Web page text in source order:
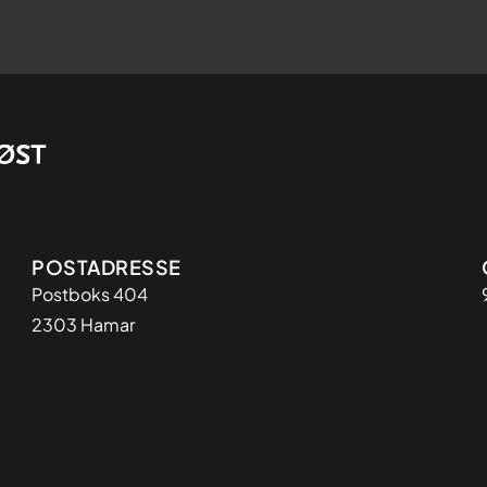
Adresse
POSTADRESSE
Postboks 404
2303 Hamar